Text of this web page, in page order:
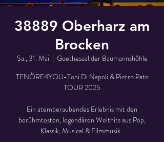
38889 Oberharz am
Brocken
Sa., 31. Mai
  |
Goethesaal der Baumannshöhle
TENÖRE4YOU-Toni Di Napoli & Pietro Pato
TOUR 2025
Ein atemberaubendes Erlebnis mit den
berühmtesten, legendären Welthits aus Pop,
Klassik, Musical & Filmmusik .